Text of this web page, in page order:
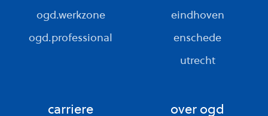
ogd.werkzone
ogd.professional
eindhoven
enschede
utrecht
carriere over ogd